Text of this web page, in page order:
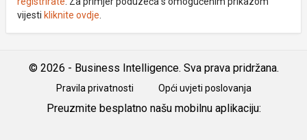
vijesti kliknite ovdje
© 2026 - Business Intelligence. Sva prava pridržana.
Pravila privatnosti Opći uvjeti poslovanja
Preuzmite besplatno našu mobilnu aplikaciju: